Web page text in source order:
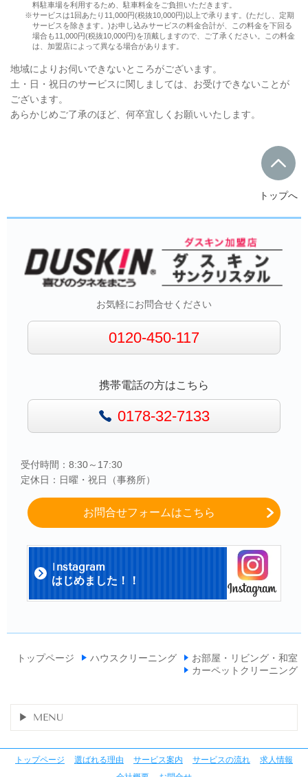
料駐車場を利用するため、駐車料金をご負担いただきます。
※サービスは1回あたり11,000円(税抜10,000円)以上で承ります。(ただし、定期
サービスを除きます。)お申し込みサービスの料金合計が、この料金を下回る
場合も11,000円(税抜10,000円)を頂戴しますので、ご了承ください。この料金
は、加盟店によって異なる場合があります。
地域によりお伺いできないところがございます。
土・日・祝日のサービスに関しましては、お受けできないことが
ございます。
あらかじめご了承のほど、何卒宜しくお願いいたします。
トップへ
お気軽にお問合せください
0120-450-117
携帯電話の方はこちら
0178-32-7133
受付時間：8:30～17:30
定休日：日曜・祝日（事務所）
お問合せフォームはこちら
I nstagram
はじめました！！
トップページ ハウスクリーニング
お部屋・リビング・和室
カーペットクリーニング
MENU
トップページ 選ばれる理由 サービス案内 サービスの流れ
求人情報